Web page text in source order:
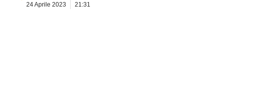
24 Aprile 2023 21:31